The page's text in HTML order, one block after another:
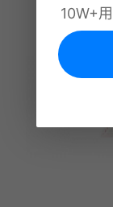
10W+